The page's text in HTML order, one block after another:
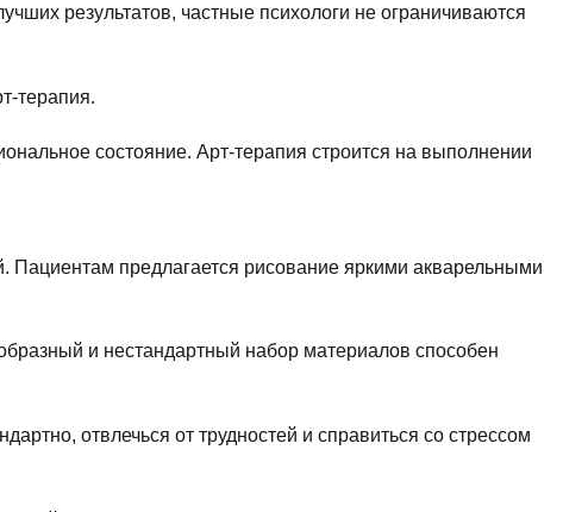
результатов, частные психологи не ограничиваются
терапия.
состояние. Арт-терапия строится на выполнении
Пациентам предлагается рисование яркими акварельными
и нестандартный набор материалов способен
отвлечься от трудностей и справиться со стрессом